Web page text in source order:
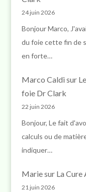
24 juin 2026
Bonjour Marco,
du foie cette fin de
en forte…
Marco Caldi sur
foie Dr Clark
22 juin 2026
Bonjour, Le fait
calculs ou de
indiquer…
Mariesur La
21 juin 2026